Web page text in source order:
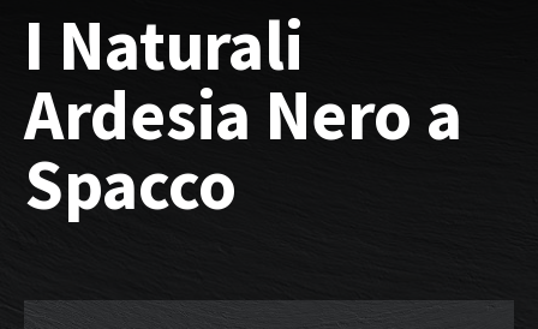
I Naturali
Ardesia Nero a
Spacco